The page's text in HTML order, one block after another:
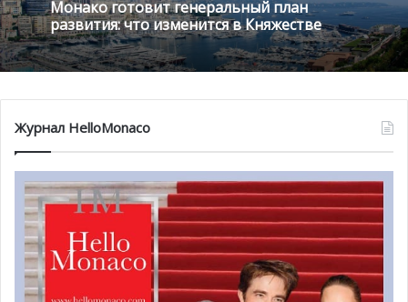
Благотворительный вечер состоится 13 января в зале
Bellevue легендарного Café de Paris.
Начало: 20.30
Стоимость билета: 230 евро.
Монако готовит генеральный план
развития: что изменится в Княжестве
Журнал HelloMonaco